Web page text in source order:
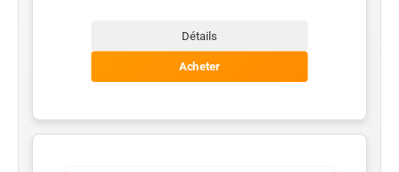
Détails
Acheter